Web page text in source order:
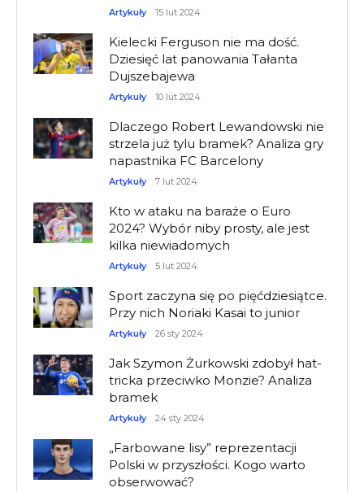
Artykuły 15 lut 2024
Kielecki Ferguson nie ma dość.
Dziesięć lat panowania Tałanta
Dujszebajewa
Artykuły 10 lut 2024
Dlaczego Robert Lewandowski nie
strzela już tylu bramek? Analiza gry
napastnika FC Barcelony
Artykuły 7 lut 2024
Kto w ataku na baraże o Euro
2024? Wybór niby prosty, ale jest
kilka niewiadomych
Artykuły 5 lut 2024
Sport zaczyna się po pięćdziesiątce.
Przy nich Noriaki Kasai to junior
Artykuły 26 sty 2024
Jak Szymon Żurkowski zdobył hat-
tricka przeciwko Monzie? Analiza
bramek
Artykuły 24 sty 2024
„Farbowane lisy” reprezentacji
Polski w przyszłości. Kogo warto
obserwować?